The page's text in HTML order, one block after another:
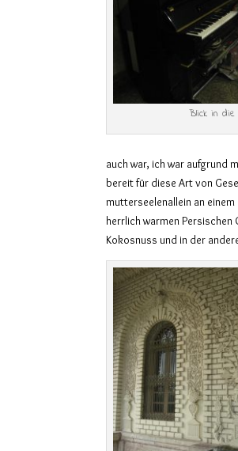
Blick in die
auch war, ich war aufgrund
bereit für diese Art von
mutterseelenallein an
herrlich warmen Persischen
Kokosnuss und in der